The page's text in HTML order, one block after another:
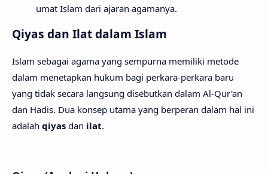
umat Islam dari ajaran agamanya.
Qiyas dan Ilat dalam Islam
Islam sebagai agama yang sempurna memiliki metode
dalam menetapkan hukum bagi perkara-perkara baru
yang tidak secara langsung disebutkan dalam Al-Qur'an
dan Hadis. Dua konsep utama yang berperan dalam hal ini
adalah qiyas dan ilat.